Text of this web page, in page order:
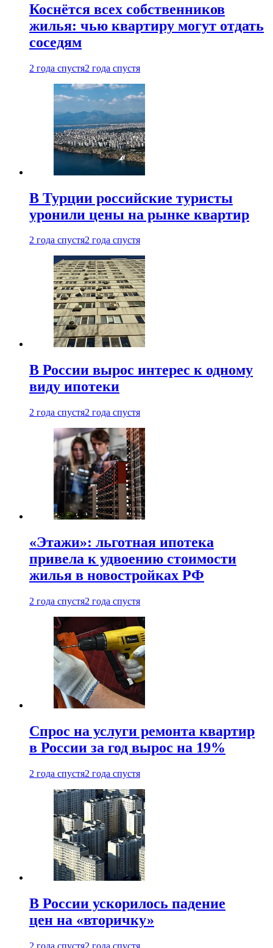
Коснётся всех собственников
жилья: чью квартиру могут отдать
соседям
2 года спустя2 года спустя
В Турции российские туристы
уронили цены на рынке квартир
2 года спустя2 года спустя
В России вырос интерес к одному
виду ипотеки
2 года спустя2 года спустя
«Этажи»: льготная ипотека
привела к удвоению стоимости
жилья в новостройках РФ
2 года спустя2 года спустя
Спрос на услуги ремонта квартир
в России за год вырос на 19%
2 года спустя2 года спустя
В России ускорилось падение
цен на «вторичку»
2 года спустя2 года спустя